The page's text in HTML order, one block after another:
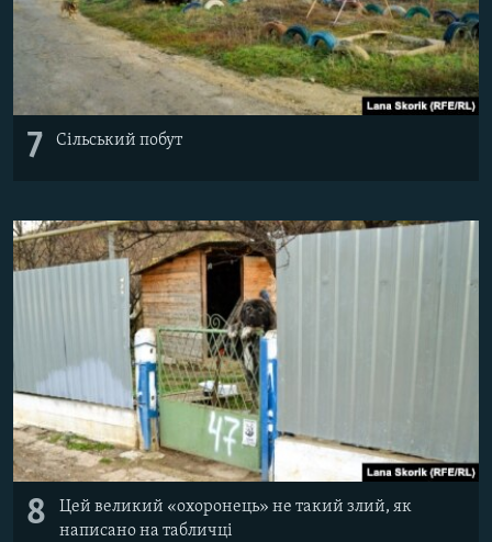
7 Сільський побут
8
Цей великий «охоронець» не такий злий, як
написано на табличці